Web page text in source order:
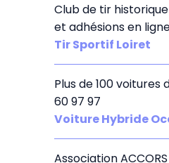
Club de tir
et adhésions en
Tir Sportif Loiret
Plus de 100
60 97 97
Voiture Hybride
Association